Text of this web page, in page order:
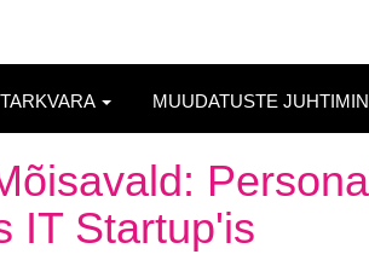
TARKVARA MUUDATUSTE
IT Startup'is